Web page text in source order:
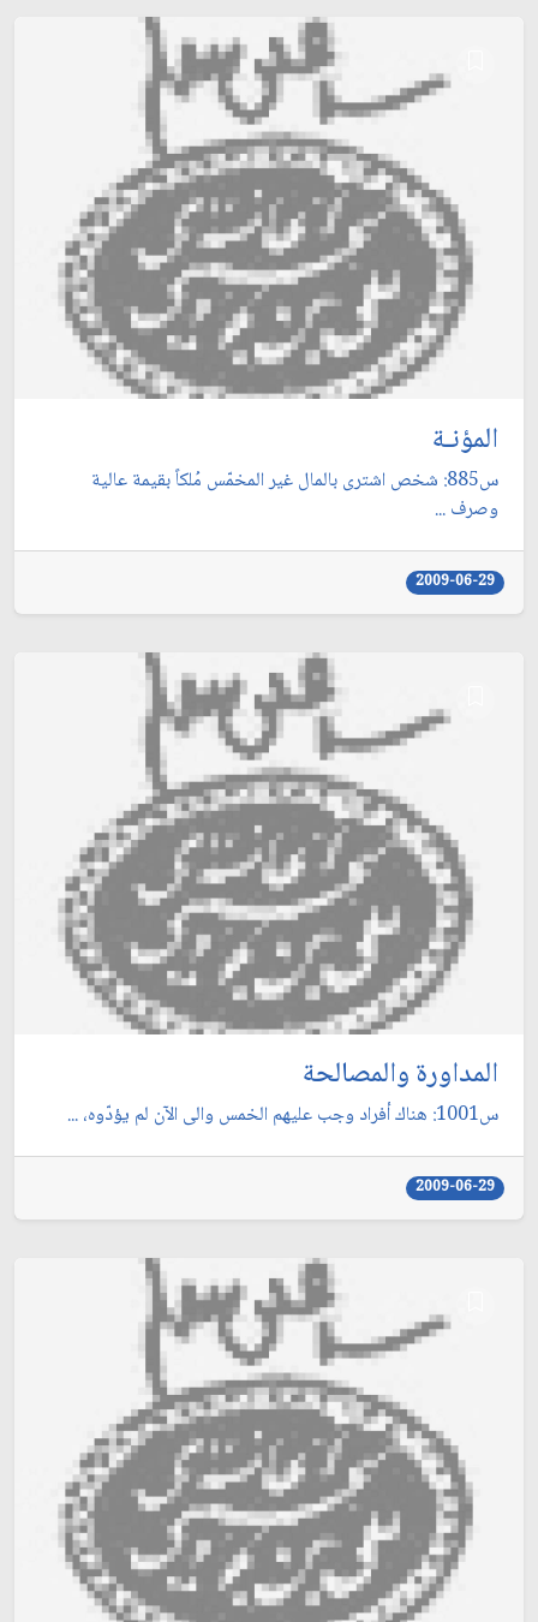
المؤنـة
س885: شخص اشترى بالمال غير المخمّس مُلكاً بقيمة عالية
وصرف ...
2009-06-29
المداورة والمصالحة
س1001: هناك أفراد وجب عليهم الخمس والى الآن لم يؤدّوه، ...
2009-06-29